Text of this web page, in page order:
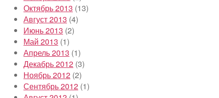
Октябрь 2013 (13)
Август 2013 (4)
Июнь 2013 (2)
Май 2013 (1)
Апрель 2013 (1)
Декабрь 2012 (3)
Ноябрь 2012 (2)
Сентябрь 2012 (1)